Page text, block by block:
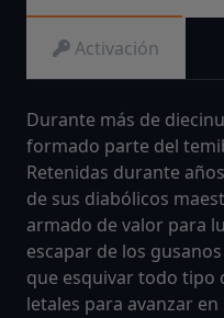
Activación
Durante más de
formado parte del
Retenidas durante
de sus diabólicos
armado de valor para
escapar de los
que esquivar todo tipo
letales para avanzar